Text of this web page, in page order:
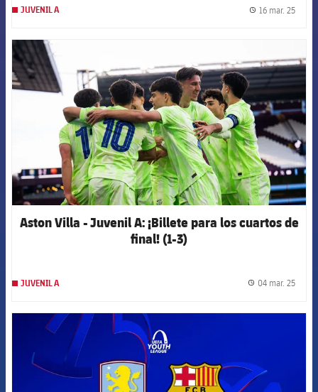
JUVENIL A 16 mar. 25
Aston Villa - Juvenil A: ¡Billete para los cuartos de
final! (1-3)
JUVENIL A 04 mar. 25